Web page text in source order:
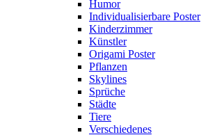
Humor
Individualisierbare Poster
Kinderzimmer
Künstler
Origami Poster
Pflanzen
Skylines
Sprüche
Städte
Tiere
Verschiedenes